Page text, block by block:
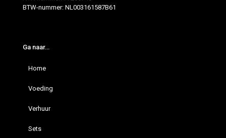
BTW-nummer: NL003161587B61
Ga naar…
Home
Voeding
Verhuur
Sets